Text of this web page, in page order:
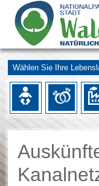
Wählen Sie Ihre